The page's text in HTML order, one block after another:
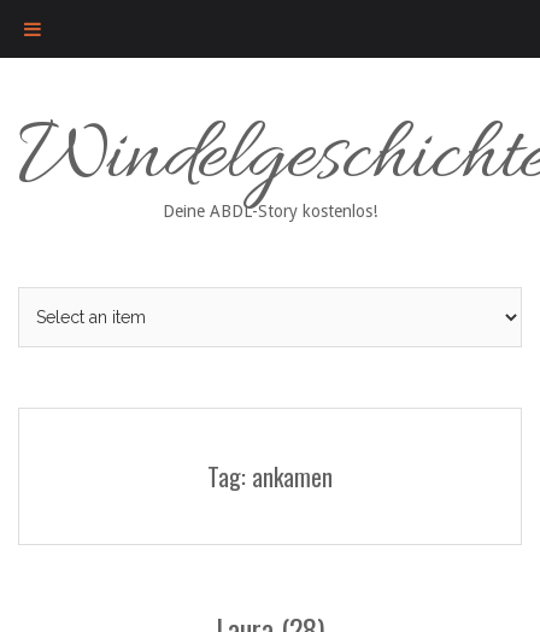
content
Deine ABDL-Story kostenlos!
Tag: ankamen